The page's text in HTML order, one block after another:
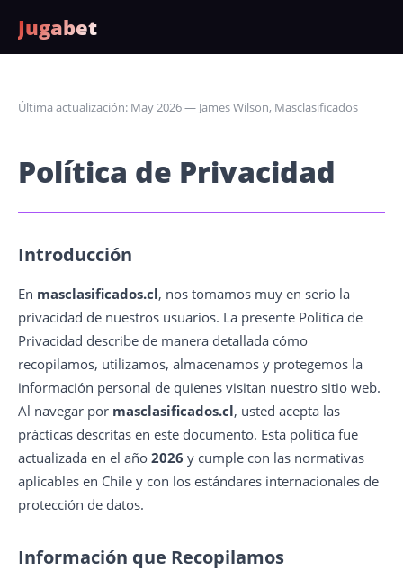
Jugabet
Última actualización: May 2026 — James Wilson, Masclasificados
Política de Privacidad
Introducción
En masclasificados.cl, nos tomamos muy en serio la
privacidad de nuestros usuarios. La presente Política de
Privacidad describe de manera detallada cómo
recopilamos, utilizamos, almacenamos y protegemos la
información personal de quienes visitan nuestro sitio web.
Al navegar por masclasificados.cl, usted acepta las
prácticas descritas en este documento. Esta política fue
actualizada en el año 2026 y cumple con las normativas
aplicables en Chile y con los estándares internacionales de
protección de datos.
Información que Recopilamos